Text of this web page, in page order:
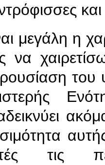
μεγάλη η
να
του
τις